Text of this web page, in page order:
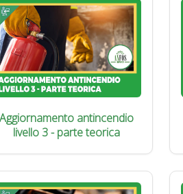
Aggiornamento antincendio
livello 3 - parte teorica